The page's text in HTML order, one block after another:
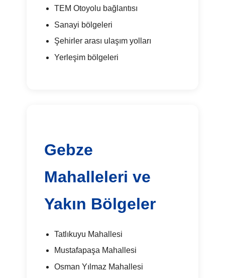
TEM Otoyolu bağlantısı
Sanayi bölgeleri
Şehirler arası ulaşım yolları
Yerleşim bölgeleri
Gebze
Mahalleleri ve
Yakın Bölgeler
Tatlıkuyu Mahallesi
Mustafapaşa Mahallesi
Osman Yılmaz Mahallesi